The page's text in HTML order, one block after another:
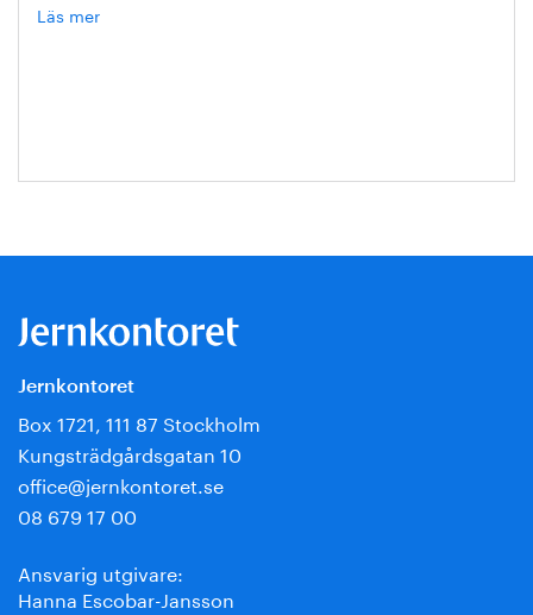
Läs mer
Jernkontoret
Box 1721, 111 87 Stockholm
Kungsträdgårdsgatan 10
office@jernkontoret.se
08 679 17 00
Ansvarig utgivare:
Hanna Escobar-Jansson